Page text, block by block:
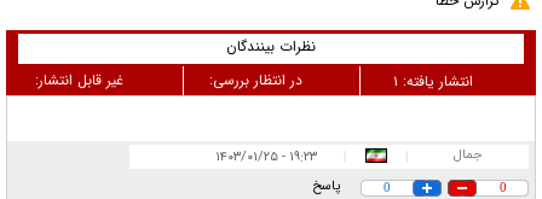
نظرات بینندگان
غیر قابل انتشار:
در انتظار بررسی: انتشار یافته: ۱
جمال ۱۹:۲۳ - ۱۴۰۳/۰۱/۲۵
0
0 پاسخ